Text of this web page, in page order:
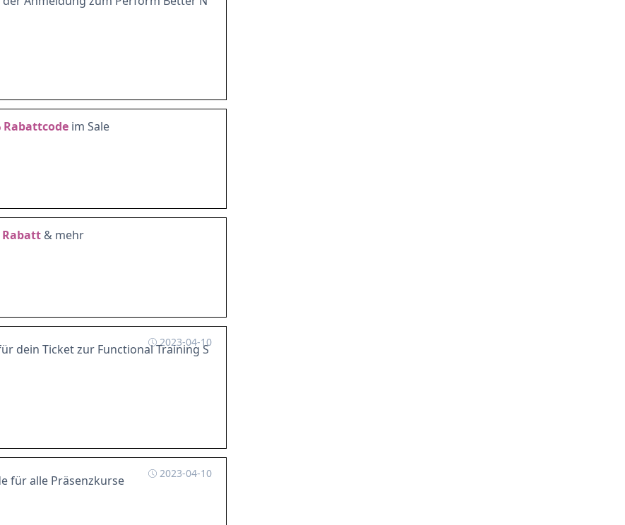
Rabattcode im Sale
Rabatt & mehr
2023-04-10
dein Ticket zur Functional Training S
2023-04-10
für alle Präsenzkurse